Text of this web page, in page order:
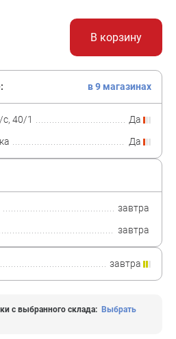
В корзину
завтра
завтра
завтра
в 9 магазинах
40/1
Да
Да
с выбранного склада: Выбрать